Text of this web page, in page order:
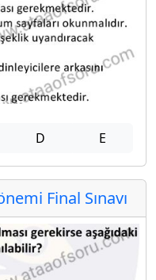
D E
Final Sınavı